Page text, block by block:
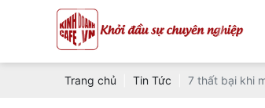
Trang chủ Tin Tức 7 thất bại khi